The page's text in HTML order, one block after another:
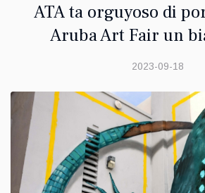
ATA ta orguyoso di
Aruba Art Fair un
2023-09-18